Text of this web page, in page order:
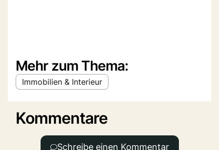
Mehr zum Thema:
Immobilien & Interieur
Kommentare
Schreibe einen Kommentar